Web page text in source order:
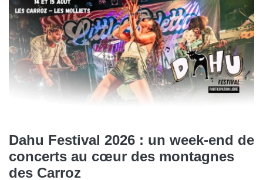
Dahu Festival 2026 : un week-end de
concerts au cœur des montagnes
des Carroz